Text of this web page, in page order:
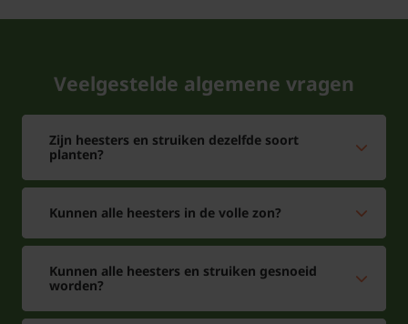
Veelgestelde algemene vragen
Zijn heesters en struiken dezelfde soort
planten?
Kunnen alle heesters in de volle zon?
Kunnen alle heesters en struiken gesnoeid
worden?